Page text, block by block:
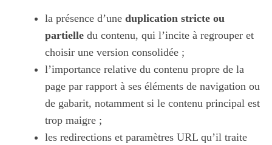
la présence d’une duplication stricte ou
partielle du contenu, qui l’incite à regrouper et
choisir une version consolidée ;
l’importance relative du contenu propre de la
page par rapport à ses éléments de navigation ou
de gabarit, notamment si le contenu principal est
trop maigre ;
les redirections et paramètres URL qu’il traite